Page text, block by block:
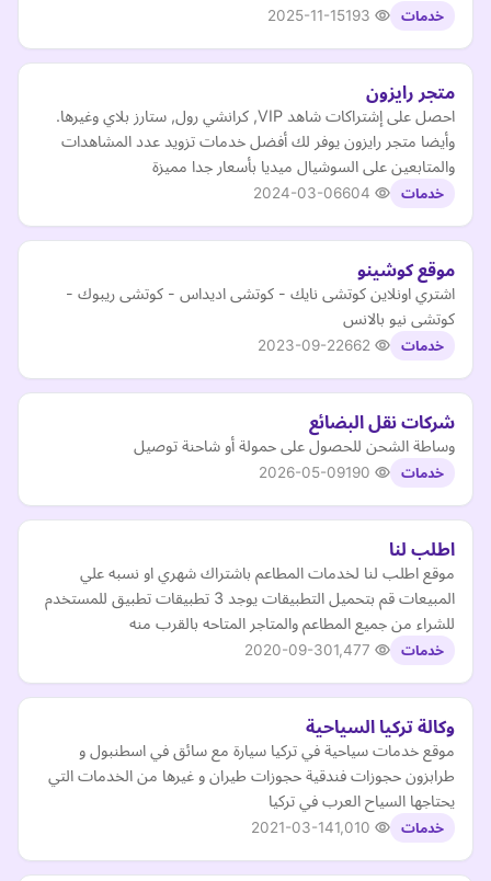
خدمات 2025-11-15
متجر رايزون
احصل على إشتراكات شاهد VIP, كرانشي رول, ستارز بلاي وغيرها.
وأيضا متجر رايزون يوفر لك أفضل خدمات تزويد عدد المشاهدات
والمتابعين على السوشيال ميديا بأسعار جدا مميزة
خدمات 2024-03-06
موقع كوشينو
اشتري اونلاين كوتشى نايك - كوتشى اديداس - كوتشى ريبوك -
كوتشى نيو بالانس
خدمات 2023-09-22
شركات نقل البضائع
وساطة الشحن للحصول على حمولة أو شاحنة توصيل
خدمات 2026-05-09
اطلب لنا
موقع اطلب لنا لخدمات المطاعم باشتراك شهري او نسبه علي
المبيعات قم بتحميل التطبيقات يوجد 3 تطبيقات تطبيق للمستخدم
للشراء من جميع المطاعم والمتاجر المتاحه بالقرب منه
خدمات 2020-09-30
وكالة تركيا السياحية
موقع خدمات سياحية في تركيا سيارة مع سائق في اسطنبول و
طرابزون حجوزات فندقية حجوزات طيران و غيرها من الخدمات التي
يحتاجها السياح العرب في تركيا
خدمات 2021-03-14